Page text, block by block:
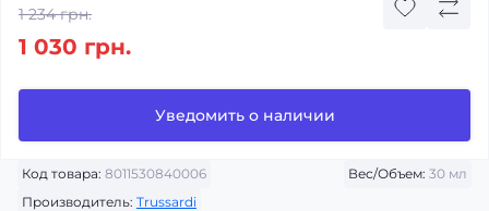
Код товара: 8011530840006 Вес/Объем: 30 мл
Производитель: Trussardi
1 234 грн.
1 030 грн.
Уведомить о наличии